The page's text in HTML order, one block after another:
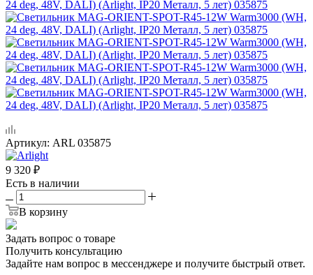
Артикул: ARL 035875
9 320 ₽
Есть в наличии
В корзину
Задать вопрос о товаре
Получить консультацию
Задайте нам вопрос в мессенджере и получите быстрый ответ.